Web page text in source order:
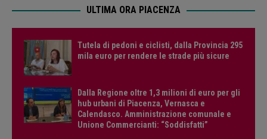
ULTIMA ORA PIACENZA
Tutela di pedoni e ciclisti, dalla Provincia 295
mila euro per rendere le strade più sicure
Dalla Regione oltre 1,3 milioni di euro per gli
hub urbani di Piacenza, Vernasca e
Calendasco. Amministrazione comunale e
Unione Commercianti: “Soddisfatti”